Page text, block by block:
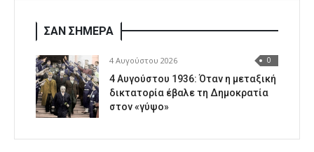
ΣΑΝ ΣΗΜΕΡΑ
4 Αυγούστου 2026 0
4 Αυγούστου 1936: Όταν η μεταξική
δικτατορία έβαλε τη Δημοκρατία
στον «γύψο»